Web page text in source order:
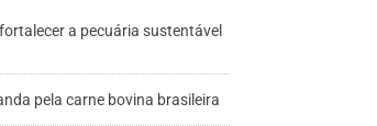
a pecuária sustentável
pela carne bovina brasileira